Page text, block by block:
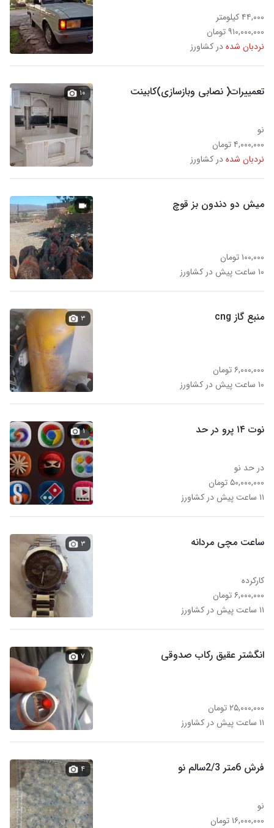
۴۴,۰۰۰ کیلومتر
۹۱۰,۰۰۰,۰۰۰ تومان
نردبان شدهدر کشاورز
تعمییرات( نصابی وبازسازی)کابینت
نو
۴,۰۰۰,۰۰۰ تومان
نردبان شدهدر کشاورز
۱۰
میش دو دندون بز قوچ
۱۰۰,۰۰۰ تومان
۱۰ ساعت پیش در کشاورز
منبع گاز cng
۶,۰۰۰,۰۰۰ تومان
۱۰ ساعت پیش در کشاورز
۳
نوت ۱۴ پرو در حد
در حد نو
۵۰,۰۰۰,۰۰۰ تومان
۱۱ ساعت پیش در کشاورز
۱
ساعت مچی مردانه
کارکرده
۶,۰۰۰,۰۰۰ تومان
۱۱ ساعت پیش در کشاورز
۳
انگشتر عقیق رکاب صدوقی
۲۵,۰۰۰,۰۰۰ تومان
۱۱ ساعت پیش در کشاورز
۷
فرش 6متر 2/3سالم نو
نو
۱۶,۰۰۰,۰۰۰ تومان
۴